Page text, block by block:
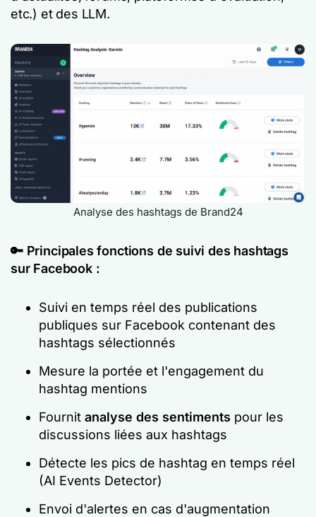
etc.) et des LLM.
Analyse des hashtags de Brand24
🔑 Principales fonctions de suivi des hashtags
sur Facebook :
Suivi en temps réel des publications
publiques sur Facebook contenant des
hashtags sélectionnés
Mesure la portée et l'engagement du
hashtag mentions
Fournit analyse des sentiments pour les
discussions liées aux hashtags
Détecte les pics de hashtag en temps réel
(AI Events Detector)
Envoi d'alertes en cas d'augmentation